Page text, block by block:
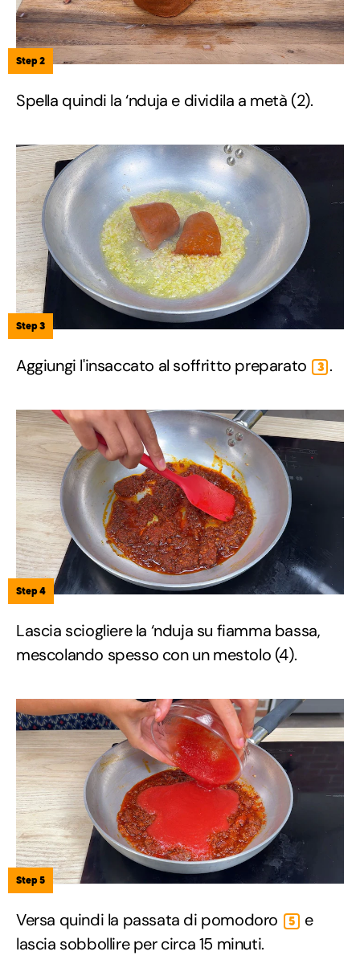
Step 2
Spella quindi la ‘nduja e dividila a metà (2).
Step 3
Aggiungi l'insaccato al soffritto preparato 3 .
Step 4
Lascia sciogliere la ‘nduja su fiamma bassa,
mescolando spesso con un mestolo (4).
Step 5
Versa quindi la passata di pomodoro 5
e
lascia sobbollire per circa 15 minuti.